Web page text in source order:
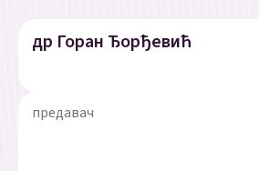
др Горан Ђорђевић
предавач